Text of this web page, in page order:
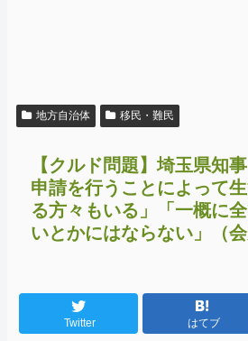
地方自治体 移民・難民
【クルド問題】埼玉県知
申請を行うことによって
る方々もいる」「一概に
いとかにはならない」（会
Twitter はてブ